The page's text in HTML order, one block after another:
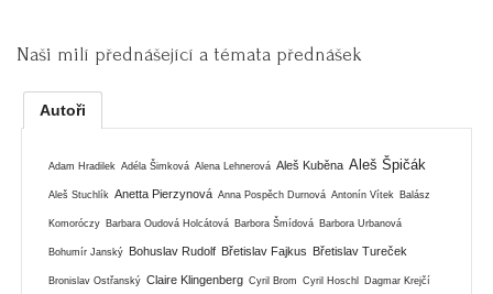
Naši milí přednášející a témata přednášek
Autoři
Adam Hradilek Adéla Šimková Alena Lehnerová Aleš Kuběna Aleš Špičák
Aleš Stuchlík Anetta Pierzynová Anna Pospěch Durnová Antonín Vítek Balász
Komoróczy Barbara Oudová Holcátová Barbora Šmídová Barbora Urbanová
Bohumír Janský Bohuslav Rudolf Břetislav Fajkus Břetislav Tureček
Bronislav Ostřanský Claire Klingenberg Cyril Brom Cyril Hoschl Dagmar Krejčí